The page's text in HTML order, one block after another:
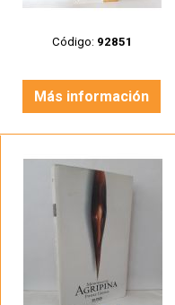
Código: 92851
Más información